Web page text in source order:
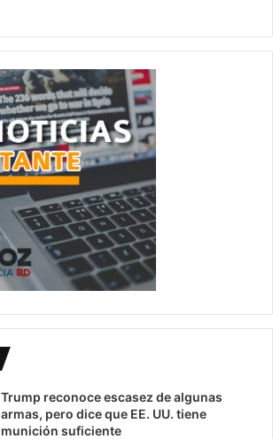
Trump reconoce escasez de algunas
armas, pero dice que EE. UU. tiene
munición suficiente